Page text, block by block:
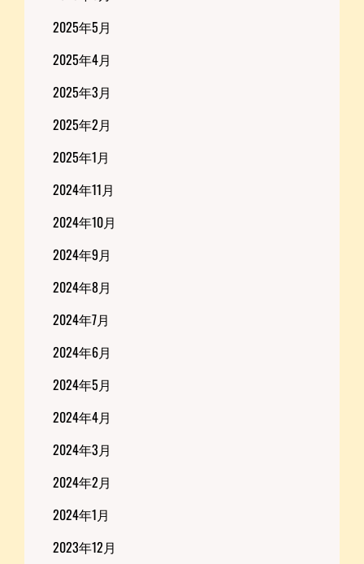
2025年5月
2025年4月
2025年3月
2025年2月
2025年1月
2024年11月
2024年10月
2024年9月
2024年8月
2024年7月
2024年6月
2024年5月
2024年4月
2024年3月
2024年2月
2024年1月
2023年12月